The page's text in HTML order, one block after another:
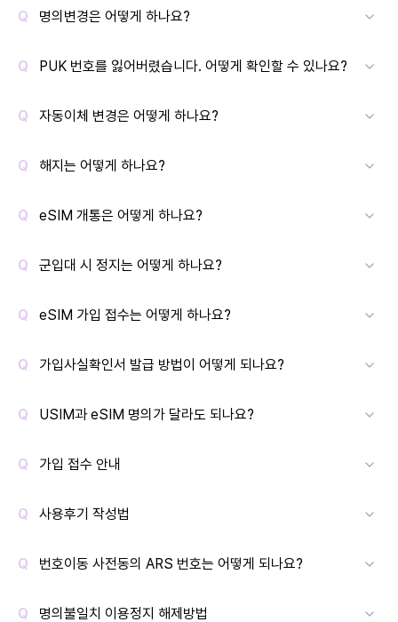
명의변경은 어떻게 하나요?
PUK 번호를 잃어버렸습니다. 어떻게 확인할 수 있나요?
자동이체 변경은 어떻게 하나요?
해지는 어떻게 하나요?
eSIM 개통은 어떻게 하나요?
군입대 시 정지는 어떻게 하나요?
eSIM 가입 접수는 어떻게 하나요?
가입사실확인서 발급 방법이 어떻게 되나요?
USIM과 eSIM 명의가 달라도 되나요?
가입 접수 안내
사용후기 작성법
번호이동 사전동의 ARS 번호는 어떻게 되나요?
명의불일치 이용정지 해제방법